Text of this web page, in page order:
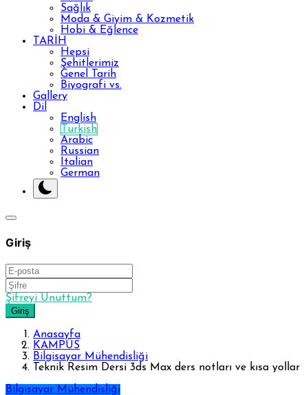
Sağlık
Moda & Giyim & Kozmetik
Hobi & Eğlence
TARİH
Hepsi
Şehitlerimiz
Genel Tarih
Biyografi vs.
Gallery
Dil
English
Turkish
Arabic
Russian
Italian
German
Giriş
Şifreyi Unuttum?
Giriş
Anasayfa
KAMPÜS
Bilgisayar Mühendisliği
Teknik Resim Dersi 3ds Max ders notları ve kısa yollar
Bilgisayar Mühendisliği